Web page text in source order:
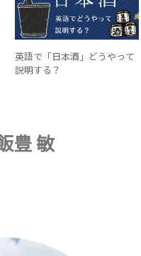
英語で「日本酒」どうやって
説明する？
豊 敏